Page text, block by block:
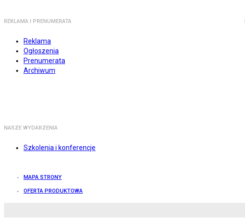
REKLAMA I PRENUMERATA
Reklama
Ogłoszenia
Prenumerata
Archiwum
NASZE WYDARZENIA
Szkolenia i konferencje
MAPA STRONY
OFERTA PRODUKTOWA